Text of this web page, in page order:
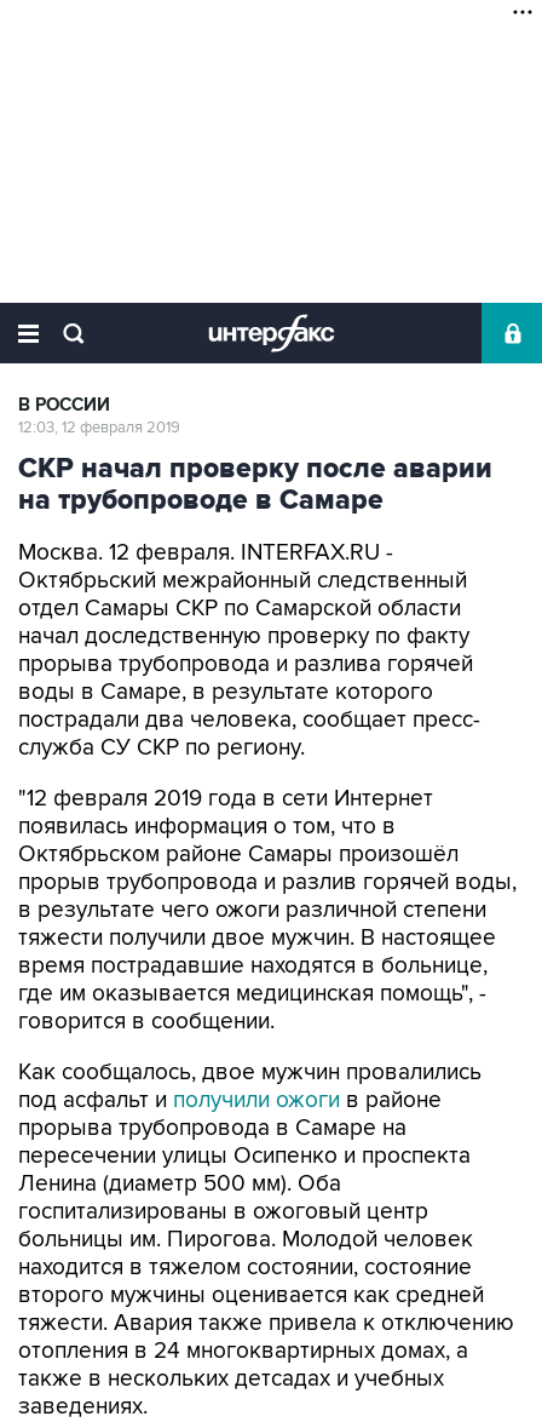
В РОССИИ
12:03, 12 февраля 2019
СКР начал проверку после аварии
на трубопроводе в Самаре
Москва. 12 февраля. INTERFAX.RU -
Октябрьский межрайонный следственный
отдел Самары СКР по Самарской области
начал доследственную проверку по факту
прорыва трубопровода и разлива горячей
воды в Самаре, в результате которого
пострадали два человека, сообщает пресс-
служба СУ СКР по региону.
"12 февраля 2019 года в сети Интернет
появилась информация о том, что в
Октябрьском районе Самары произошёл
прорыв трубопровода и разлив горячей воды,
в результате чего ожоги различной степени
тяжести получили двое мужчин. В настоящее
время пострадавшие находятся в больнице,
где им оказывается медицинская помощь", -
говорится в сообщении.
Как сообщалось, двое мужчин провалились
под асфальт и получили ожоги в районе
прорыва трубопровода в Самаре на
пересечении улицы Осипенко и проспекта
Ленина (диаметр 500 мм). Оба
госпитализированы в ожоговый центр
больницы им. Пирогова. Молодой человек
находится в тяжелом состоянии, состояние
второго мужчины оценивается как средней
тяжести. Авария также привела к отключению
отопления в 24 многоквартирных домах, а
также в нескольких детсадах и учебных
заведениях.